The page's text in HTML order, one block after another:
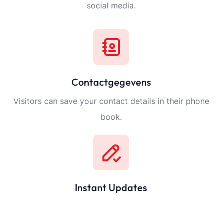
social media.
Contactgegevens
Visitors can save your contact details in their phone
book.
Instant Updates